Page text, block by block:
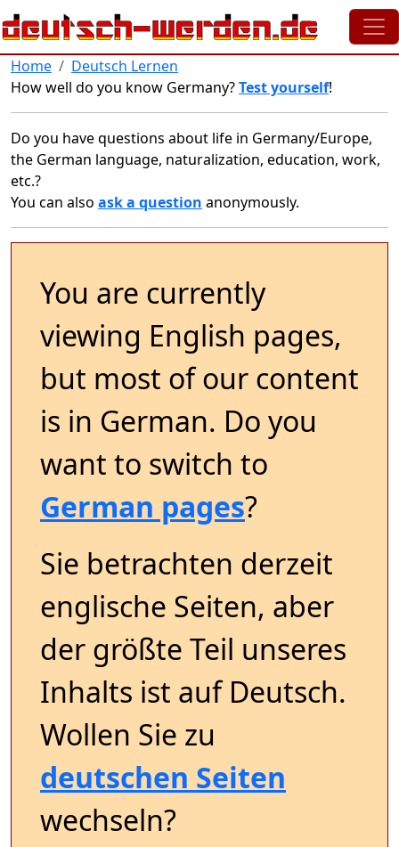
Skip to main content
Home
Deutsch Lernen
How well do you know Germany?Test yourself!
Do you have questions about life in Germany/Europe,
the German language, naturalization, education, work,
etc.?
You can also ask a question anonymously.
You are currently
viewing English pages,
but most of our content
is in German. Do you
want to switch to
German pages?
Sie betrachten derzeit
englische Seiten, aber
der größte Teil unseres
Inhalts ist auf Deutsch.
Wollen Sie zu
deutschen Seiten
wechseln?